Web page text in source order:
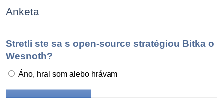
Anketa
Stretli ste sa s open-source stratégiou Bitka o
Wesnoth?
Áno, hral som alebo hrávam